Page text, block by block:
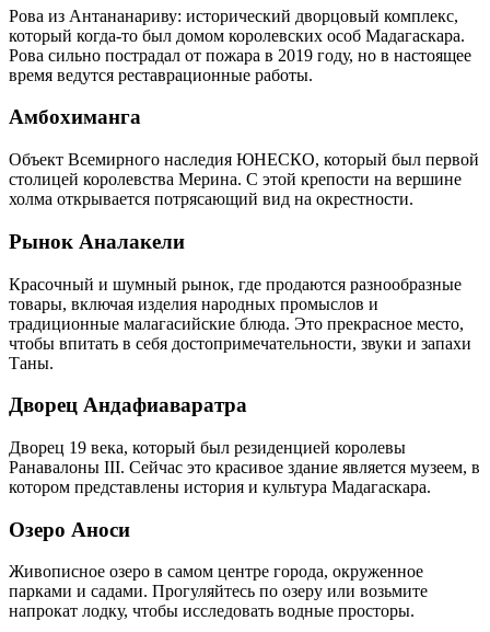
Рова из Антананариву: исторический дворцовый комплекс,
который когда-то был домом королевских особ Мадагаскара.
Рова сильно пострадал от пожара в 2019 году, но в настоящее
время ведутся реставрационные работы.
Амбохиманга
Объект Всемирного наследия ЮНЕСКО, который был первой
столицей королевства Мерина. С этой крепости на вершине
холма открывается потрясающий вид на окрестности.
Рынок Аналакели
Красочный и шумный рынок, где продаются разнообразные
товары, включая изделия народных промыслов и
традиционные малагасийские блюда. Это прекрасное место,
чтобы впитать в себя достопримечательности, звуки и запахи
Таны.
Дворец Андафиаваратра
Дворец 19 века, который был резиденцией королевы
Ранавалоны III. Сейчас это красивое здание является музеем, в
котором представлены история и культура Мадагаскара.
Озеро Аноси
Живописное озеро в самом центре города, окруженное
парками и садами. Прогуляйтесь по озеру или возьмите
напрокат лодку, чтобы исследовать водные просторы.